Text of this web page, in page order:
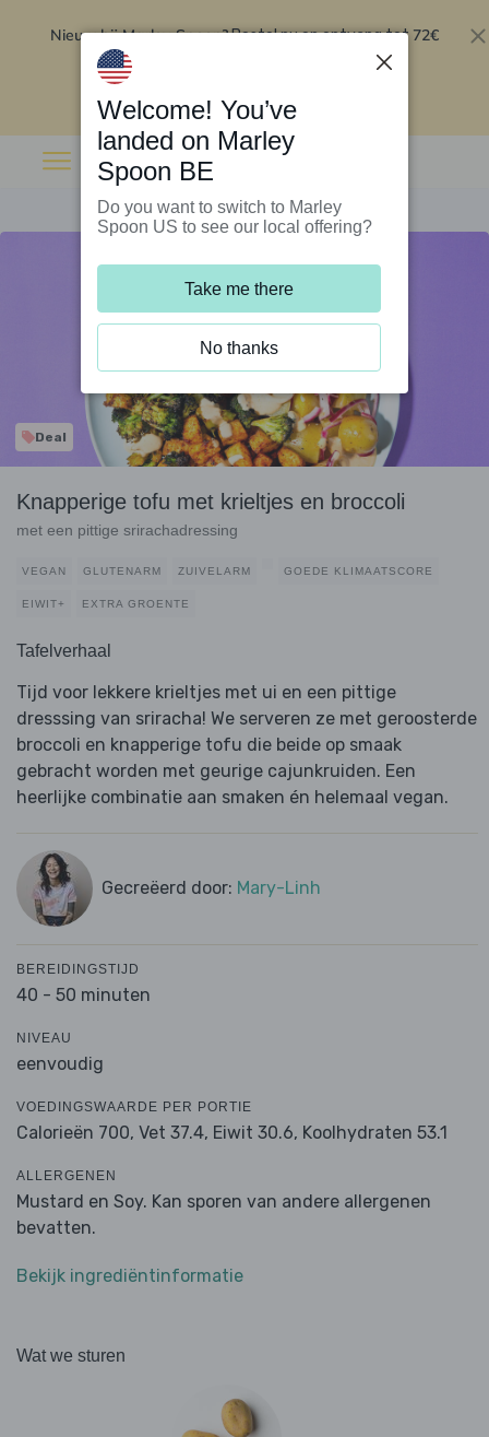
Nieuw bij Marley Spoon?Bestel nu en ontvang tot 72€
Deal
Knapperige tofu met krieltjes en broccoli
met een pittige srirachadressing
VEGAN GLUTENARM ZUIVELARM GOEDE KLIMAATSCORE
EIWIT+ EXTRA GROENTE
Tafelverhaal
Tijd voor lekkere krieltjes met ui en een pittige
dresssing van sriracha! We serveren ze met geroosterde
broccoli en knapperige tofu die beide op smaak
gebracht worden met geurige cajunkruiden. Een
heerlijke combinatie aan smaken én helemaal vegan.
Gecreëerd door: Mary-Linh
BEREIDINGSTIJD
40 - 50 minuten
NIVEAU
eenvoudig
VOEDINGSWAARDE PER PORTIE
Calorieën 700, Vet 37.4, Eiwit 30.6, Koolhydraten 53.1
ALLERGENEN
Mustard en Soy. Kan sporen van andere allergenen
bevatten.
Bekijk ingrediëntinformatie
Wat we sturen
Welcome! You’ve
landed on Marley
Spoon BE
Do you want to switch to Marley
Spoon US to see our local offering?
Take me there
No thanks